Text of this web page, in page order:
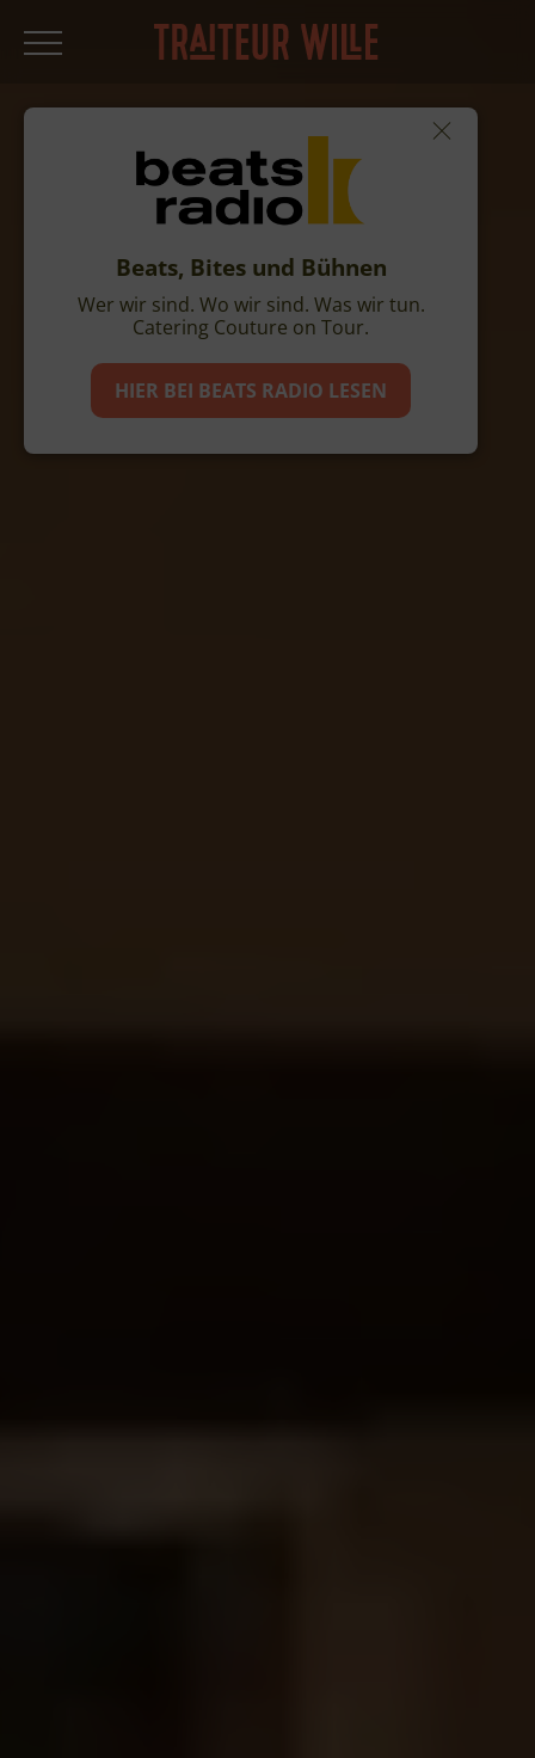
Beats, Bites und Bühnen
Wer wir sind. Wo wir sind. Was wir tun.
Catering Couture on Tour.
HIER BEI BEATS RADIO LESEN